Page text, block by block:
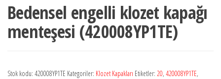
Bedensel engelli klozet kapağı
menteşesi (420008YP1TE)
Stok kodu: 420008YP1TE Kategoriler: Klozet Kapakları Etiketler: 20, 420008YP1TE,